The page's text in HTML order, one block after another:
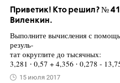
Приветик! Кто решил? №
Виленкин.
Выполните вычисления с
резуль-
тат округлите до тысячных:
3,281 ∙ 0,57 + 4,356 ∙ 0,278 -
15 июля 2017